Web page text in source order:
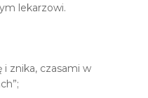
lekarzowi.
i znika, czasami w